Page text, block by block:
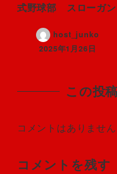
式野球部 スローガン
host_junko
2025年1月26日
この投
コメントはありません
コメントを残す